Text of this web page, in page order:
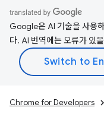
Google은 AI 기술을 사용
다. AI 번역에는 오류가 있
Chrome for Developers